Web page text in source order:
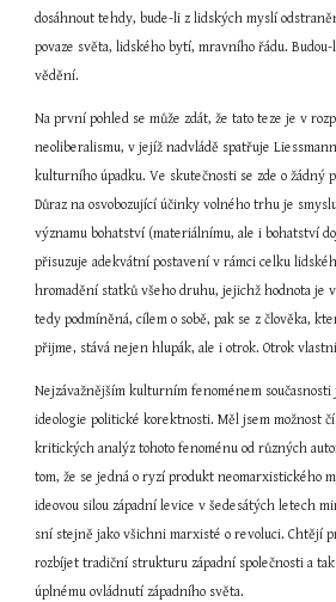
dosáhnout tehdy, bude-li z lidských myslí
povaze světa, lidského bytí, mravního řádu.
vědění.
Na první pohled se může zdát, že tato teze je v
neoliberalismu, v jejíž nadvládě spatřuje
kulturního úpadku. Ve skutečnosti se zde o žádný
Důraz na osvobozující účinky volného trhu je
významu bohatství (materiálnímu, ale i bohatství
přisuzuje adekvátní postavení v rámci celku
hromadění statků všeho druhu, jejichž hodnota je
tedy podmíněná, cílem o sobě, pak se z člověka,
přijme, stává nejen hlupák, ale i otrok. Otrok
Nejzávažnějším kulturním fenoménem
ideologie politické korektnosti. Měl jsem možnost
kritických analýz tohoto fenoménu od různých
tom, že se jedná o ryzí produkt neomarxistického
ideovou silou západní levice v šedesátých letech
sní stejně jako všichni marxisté o revoluci. Chtějí
rozbíjet tradiční strukturu západní společnosti a
úplnému ovládnutí západního světa.